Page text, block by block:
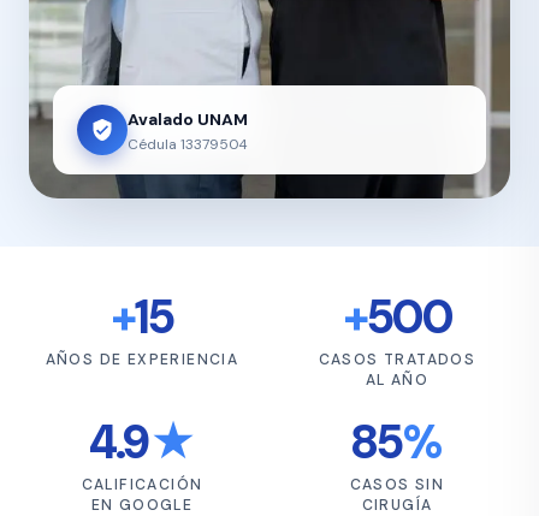
Avalado UNAM
Cédula 13379504
+15
AÑOS DE EXPERIENCIA
+500
CASOS TRATADOS
AL AÑO
4.9★
CALIFICACIÓN
EN GOOGLE
85%
CASOS SIN
CIRUGÍA